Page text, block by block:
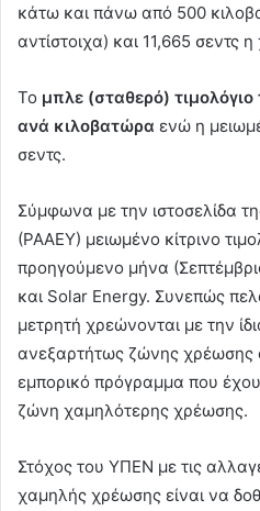
κάτω και πάνω από 500
αντίστοιχα) και 11,665 σεντς
Το μπλε (σταθερό) τιμολόγιο
ανά κιλοβατώρα ενώ η
σεντς.
Σύμφωνα με την ιστοσελίδα
(ΡΑΑΕΥ) μειωμένο κίτρινο
προηγούμενο μήνα
και Solar Energy. Συνεπώς
μετρητή χρεώνονται με την
ανεξαρτήτως ζώνης χρέωσης
εμπορικό πρόγραμμα που
ζώνη χαμηλότερης χρέωσης.
Στόχος του ΥΠΕΝ με τις
χαμηλής χρέωσης είναι να